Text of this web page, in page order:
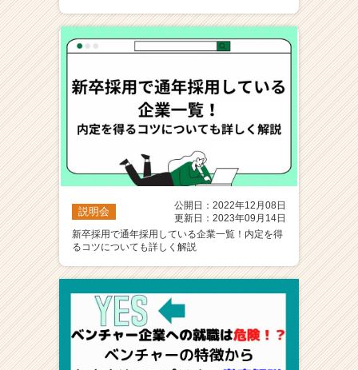
説明会
公開日：2022年12月08日
更新日：2023年09月14日
新卒採用で通年採用している企業一覧！内定を得
るコツについても詳しく解説